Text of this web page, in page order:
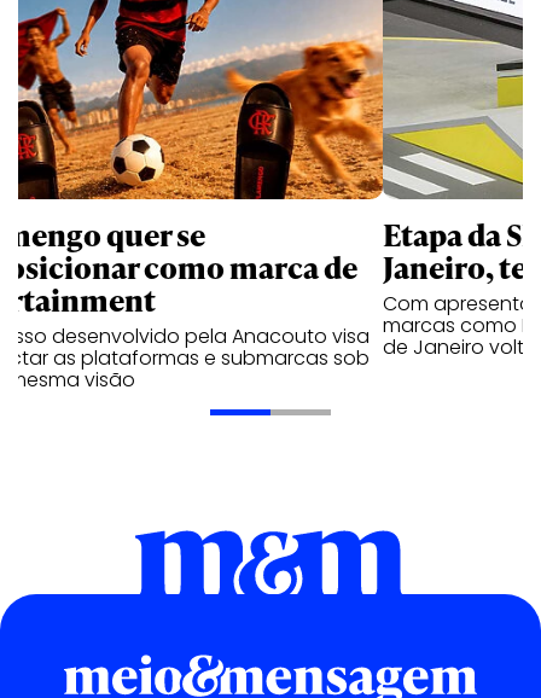
quer se
como marca de
desenvolvido pela Anacouto visa
as plataformas e submarcas sob
mesma visão
Etapa da
Janeiro,
Com
marcas como
de Janeiro